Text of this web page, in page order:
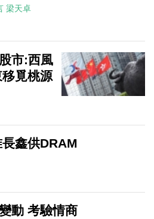
梁天卓
市:西風
覓桃源
鑫供DRAM
動 考驗情商